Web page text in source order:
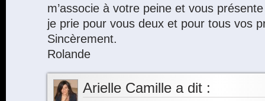
m’associe à votre peine et vous
je prie pour vous deux et pour tous vos
Sincèrement.
Rolande
Arielle Camille a dit :